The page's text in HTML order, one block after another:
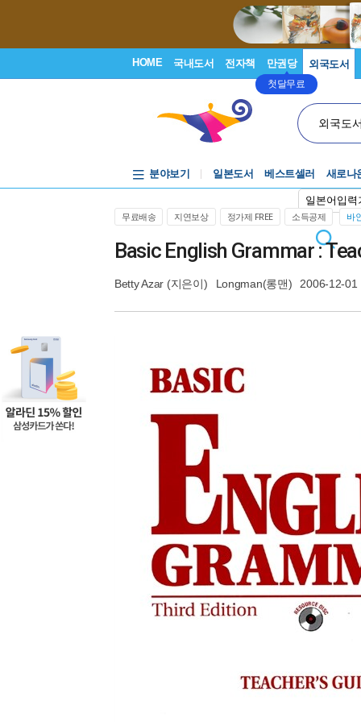
HOME 국내도서 전자책 만권당
첫달무료
외국도서
외국도
일본어입력
분야보기 일본도서 베스트셀러 새로나
무료배송 지연보상 정가제 FREE 소득공제 바
Basic English Grammar :
Betty Azar (지은이) Longman(롱맨) 2006-12-01